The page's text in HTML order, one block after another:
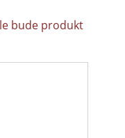
bude produkt